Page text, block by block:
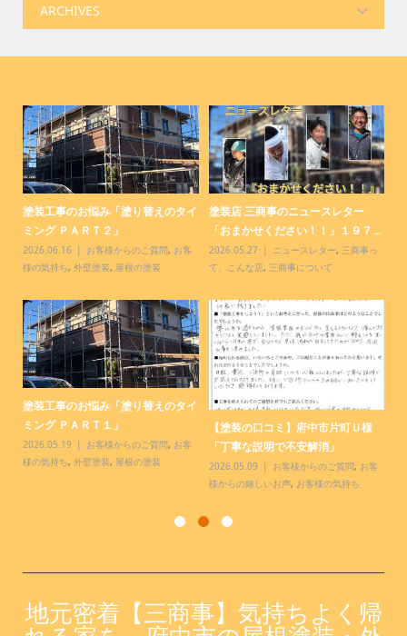
塗装工事のお悩み「塗り替えのタイ
ミング ＰＡＲＴ２」
2026.06.16 お客様からのご質問, お客
様の気持ち, 外壁塗装, 屋根の塗装
塗装店 三商事のニュースレター
「おまかせください！！」１９７...
2026.05.27 ニュースレター, 三商事っ
て、こんな店, 三商事について
塗装工事のお悩み「塗り替えのタイ
ミング ＰＡＲＴ１」
2026.05.19 お客様からのご質問, お客
様の気持ち, 外壁塗装, 屋根の塗装
【塗装の口コミ】府中市片町Ｕ様
「丁寧な説明で不安解消」
2026.05.09 お客様からのご質問, お客
様からの嬉しいお声, お客様の気持ち
地元密着【三商事】気持ちよく帰